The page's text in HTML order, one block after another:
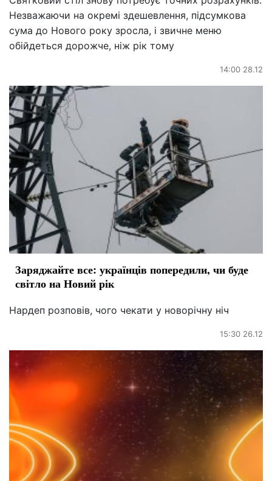
Незважаючи на окремі здешевлення, підсумкова
сума до Нового року зросла, і звичне меню
обійдеться дорожче, ніж рік тому
14:00 28.12
Заряджайте все: українців попередили, чи буде
світло на Новий рік
Нардеп розповів, чого чекати у новорічну ніч
15:30 26.12